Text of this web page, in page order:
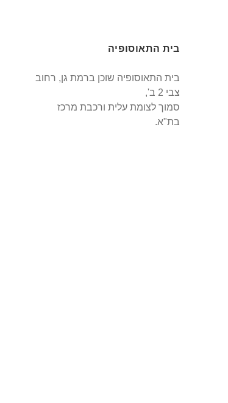
בית התאוסופיה
בית התאוסופיה שוכן ברמת גן, רחוב
צבי 2 ב',
סמוך לצומת עלית ורכבת מרכז
בת"א.